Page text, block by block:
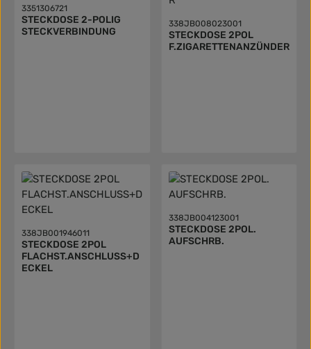
3351306721
STECKDOSE 2-POLIG
STECKVERBINDUNG
338JB008023001
STECKDOSE 2POL
F.ZIGARETTENANZÜNDER
338JB001946011
STECKDOSE 2POL
FLACHST.ANSCHLUSS+D
ECKEL
338JB004123001
STECKDOSE 2POL.
AUFSCHRB.